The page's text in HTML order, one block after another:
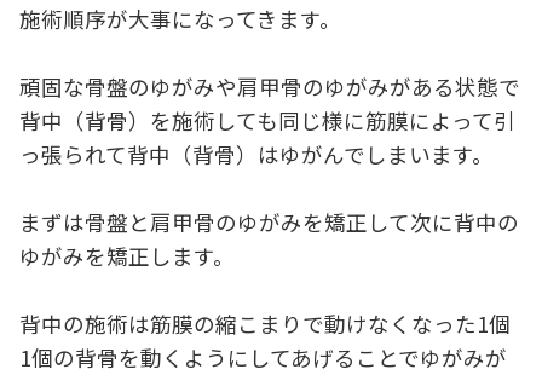
施術順序が大事になってきます。
頑固な骨盤のゆがみや肩甲骨のゆがみがある状態で
背中（背骨）を施術しても同じ様に筋膜によって引
っ張られて背中（背骨）はゆがんでしまいます。
まずは骨盤と肩甲骨のゆがみを矯正して次に背中の
ゆがみを矯正します。
背中の施術は筋膜の縮こまりで動けなくなった1個
1個の背骨を動くようにしてあげることでゆがみが